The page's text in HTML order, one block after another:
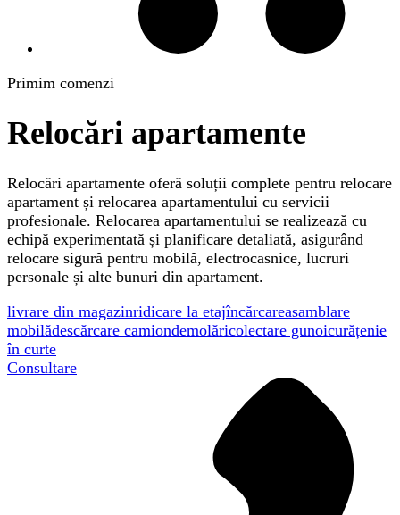
Primim comenzi
Relocări apartamente
Relocări apartamente oferă soluții complete pentru relocare
apartament și relocarea apartamentului cu servicii
profesionale. Relocarea apartamentului se realizează cu
echipă experimentată și planificare detaliată, asigurând
relocare sigură pentru mobilă, electrocasnice, lucruri
personale și alte bunuri din apartament.
livrare din magazinridicare la etajîncărcareasamblare
mobilădescărcare camiondemolăricolectare gunoicurățenie
în curte
Consultare